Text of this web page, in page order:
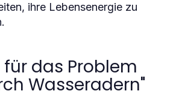
ihre Lebensenergie zu
das Problem
Wasseradern"